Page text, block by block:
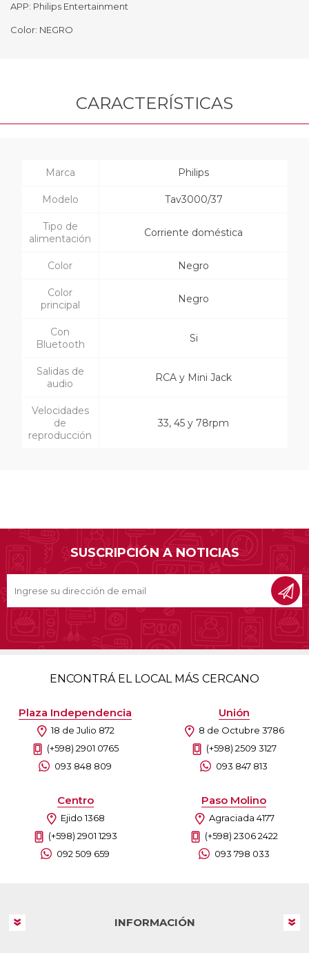
APP: Philips Entertainment
Color: NEGRO
CARACTERÍSTICAS
Marca Philips
Modelo Tav3000/37
Tipo de
alimentación
Corriente doméstica
Color Negro
Color
principal
Negro
Con
Bluetooth
Si
Salidas de
audio
RCA y Mini Jack
Velocidades
de
reproducción
33, 45 y 78rpm
SUSCRIPCIÓN A NOTICIAS
ENCONTRÁ EL LOCAL MÁS CERCANO
Plaza Independencia
18 de Julio 872
(+598) 2901 0765
093 848 809
Unión
8 de Octubre 3786
(+598) 2509 3127
093 847 813
Centro
Ejido 1368
(+598) 2901 1293
092 509 659
Paso Molino
Agraciada 4177
(+598) 2306 2422
093 798 033
INFORMACIÓN